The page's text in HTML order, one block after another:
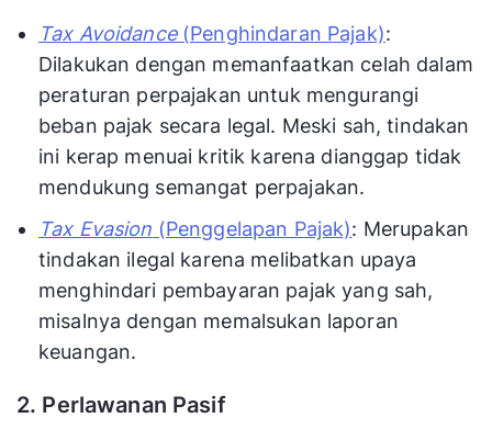
Tax Avoidance(Penghindaran Pajak):
Dilakukan dengan memanfaatkan celah dalam
peraturan perpajakan untuk mengurangi
beban pajak secara legal. Meski sah, tindakan
ini kerap menuai kritik karena dianggap tidak
mendukung semangat perpajakan.
Tax Evasion (Penggelapan Pajak): Merupakan
tindakan ilegal karena melibatkan upaya
menghindari pembayaran pajak yang sah,
misalnya dengan memalsukan laporan
keuangan.
2. Perlawanan Pasif